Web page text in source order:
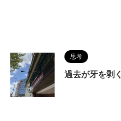
思考
過去が牙を剥く